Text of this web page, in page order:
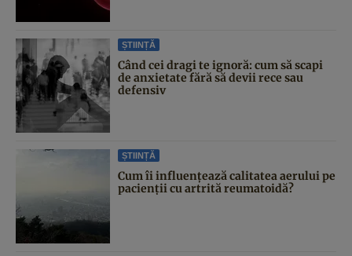
ȘTIINȚĂ
Când cei dragi te ignoră: cum să scapi
de anxietate fără să devii rece sau
defensiv
ȘTIINȚĂ
Cum îi influențează calitatea aerului pe
pacienții cu artrită reumatoidă?